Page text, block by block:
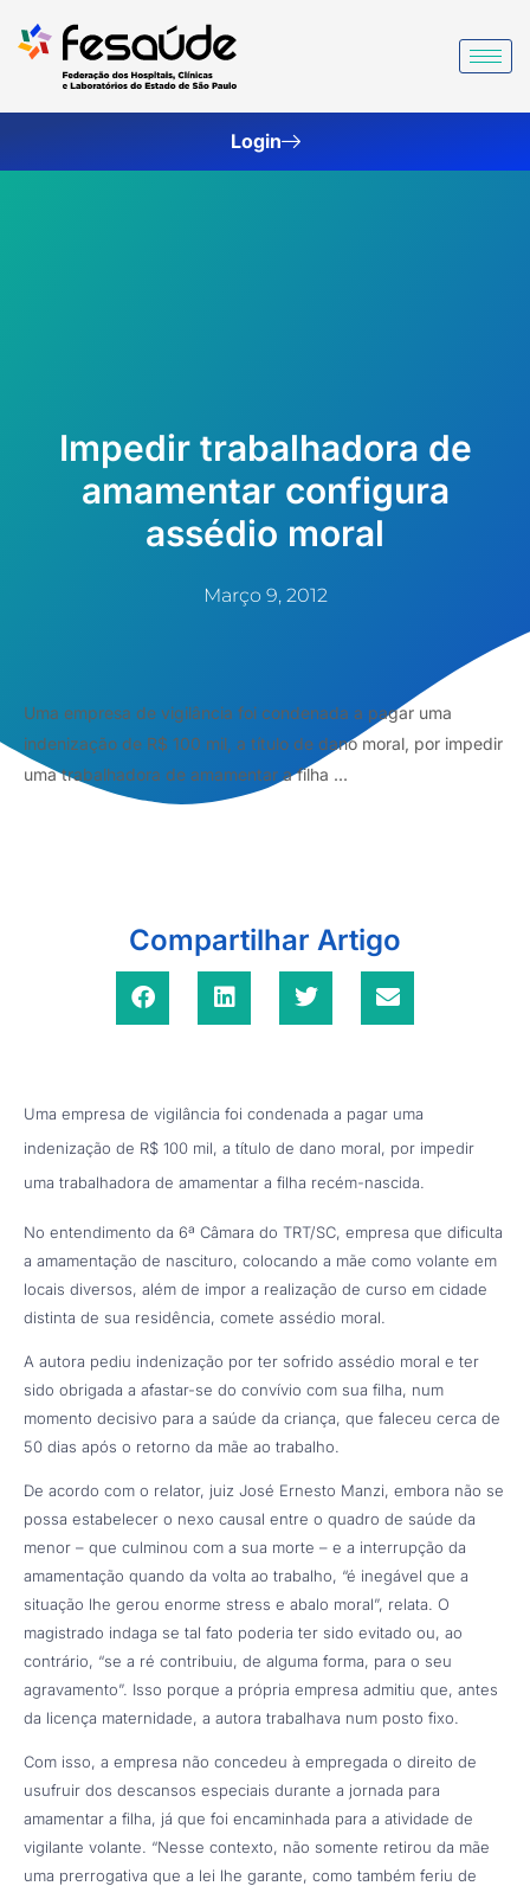
para
Login
Impedir trabalhadora de
amamentar configura
assédio moral
Março 9, 2012
Uma empresa de vigilância foi condenada a pagar uma
indenização de R$ 100 mil, a título de dano moral, por impedir
uma trabalhadora de amamentar a filha ...
Compartilhar Artigo
Uma empresa de vigilância foi condenada a pagar uma
indenização de R$ 100 mil, a título de dano moral, por impedir
uma trabalhadora de amamentar a filha recém-nascida.
No entendimento da 6ª Câmara do TRT/SC, empresa que dificulta
a amamentação de nascituro, colocando a mãe como volante em
locais diversos, além de impor a realização de curso em cidade
distinta de sua residência, comete assédio moral.
A autora pediu indenização por ter sofrido assédio moral e ter
sido obrigada a afastar-se do convívio com sua filha, num
momento decisivo para a saúde da criança, que faleceu cerca de
50 dias após o retorno da mãe ao trabalho.
De acordo com o relator, juiz José Ernesto Manzi, embora não se
possa estabelecer o nexo causal entre o quadro de saúde da
menor – que culminou com a sua morte – e a interrupção da
amamentação quando da volta ao trabalho, “é inegável que a
situação lhe gerou enorme stress e abalo moral”, relata. O
magistrado indaga se tal fato poderia ter sido evitado ou, ao
contrário, “se a ré contribuiu, de alguma forma, para o seu
agravamento”. Isso porque a própria empresa admitiu que, antes
da licença maternidade, a autora trabalhava num posto fixo.
Com isso, a empresa não concedeu à empregada o direito de
usufruir dos descansos especiais durante a jornada para
amamentar a filha, já que foi encaminhada para a atividade de
vigilante volante. “Nesse contexto, não somente retirou da mãe
uma prerrogativa que a lei lhe garante, como também feriu de